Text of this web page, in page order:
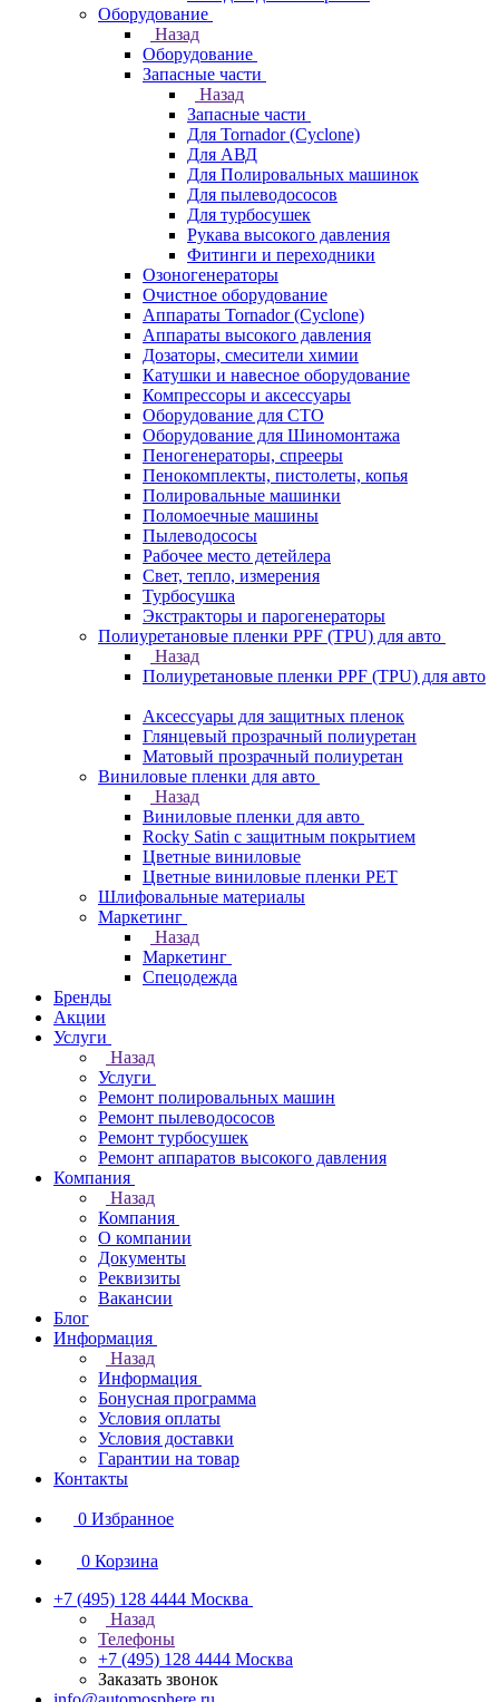
Оборудование
Назад
Оборудование
Запасные части
Назад
Запасные части
Для Tornador (Cyclone)
Для АВД
Для Полировальных машинок
Для пылеводососов
Для турбосушек
Рукава высокого давления
Фитинги и переходники
Озоногенераторы
Очистное оборудование
Аппараты Tornador (Cyclone)
Аппараты высокого давления
Дозаторы, смесители химии
Катушки и навесное оборудование
Компрессоры и аксессуары
Оборудование для СТО
Оборудование для Шиномонтажа
Пеногенераторы, спрееры
Пенокомплекты, пистолеты, копья
Полировальные машинки
Поломоечные машины
Пылеводососы
Рабочее место детейлера
Свет, тепло, измерения
Турбосушка
Экстракторы и парогенераторы
Полиуретановые пленки PPF (TPU) для авто
Назад
Полиуретановые пленки PPF (TPU) для авто
Аксессуары для защитных пленок
Глянцевый прозрачный полиуретан
Матовый прозрачный полиуретан
Виниловые пленки для авто
Назад
Виниловые пленки для авто
Rocky Satin с защитным покрытием
Цветные виниловые
Цветные виниловые пленки PET
Шлифовальные материалы
Маркетинг
Назад
Маркетинг
Спецодежда
Бренды
Акции
Услуги
Назад
Услуги
Ремонт полировальных машин
Ремонт пылеводососов
Ремонт турбосушек
Ремонт аппаратов высокого давления
Компания
Назад
Компания
О компании
Документы
Реквизиты
Вакансии
Блог
Информация
Назад
Информация
Бонусная программа
Условия оплаты
Условия доставки
Гарантии на товар
Контакты
0 Избранное
0 Корзина
+7 (495) 128 4444 Москва
Назад
Телефоны
+7 (495) 128 4444 Москва
Заказать звонок